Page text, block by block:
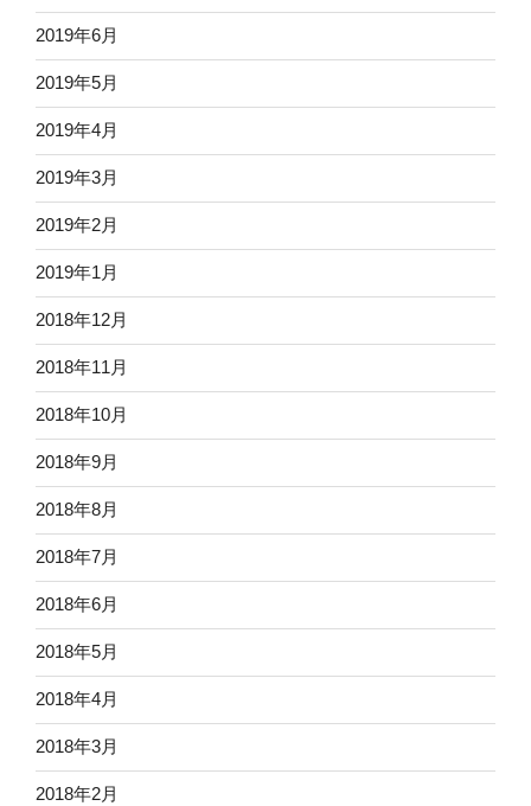
2019年6月
2019年5月
2019年4月
2019年3月
2019年2月
2019年1月
2018年12月
2018年11月
2018年10月
2018年9月
2018年8月
2018年7月
2018年6月
2018年5月
2018年4月
2018年3月
2018年2月